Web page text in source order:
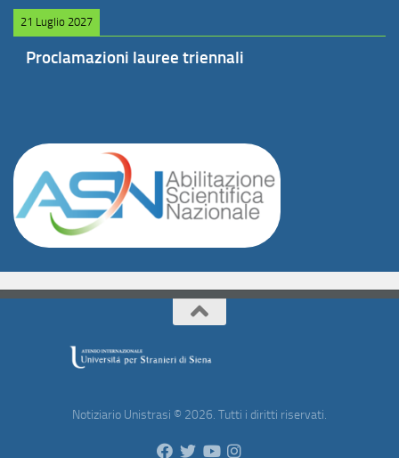
21 Luglio 2027
Proclamazioni lauree triennali
Notiziario Unistrasi © 2026. Tutti i diritti riservati.